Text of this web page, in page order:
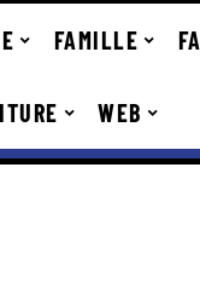
FAMILLE
WEB